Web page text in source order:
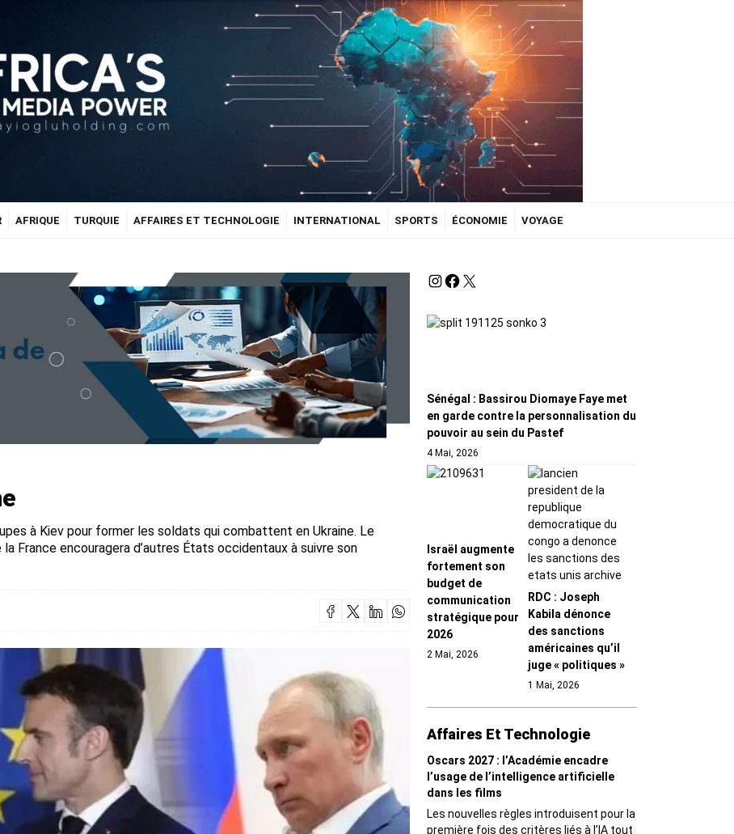
AFRIQUE TURQUIE AFFAIRES ET TECHNOLOGIE INTERNATIONAL SPORTS ÉCONOMIE VOYAGE
à Kiev pour former les soldats qui combattent en Ukraine. Le
France encouragera d’autres États occidentaux à suivre son
Sénégal : Bassirou Diomaye Faye met
en garde contre la personnalisation du
pouvoir au sein du Pastef
4 Mai, 2026
Israël augmente
fortement son
budget de
communication
stratégique pour
2026
2 Mai, 2026
RDC : Joseph
Kabila dénonce
des sanctions
américaines qu’il
juge « politiques »
1 Mai, 2026
Affaires Et Technologie
Oscars 2027 : l’Académie encadre
l’usage de l’intelligence artificielle
dans les films
Les nouvelles règles introduisent pour la
première fois des critères liés à l’IA tout